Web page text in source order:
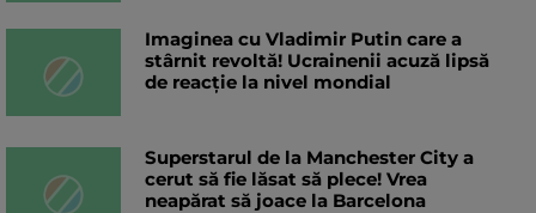
Imaginea cu Vladimir Putin care a
stârnit revoltă! Ucrainenii acuză lipsă
de reacție la nivel mondial
Superstarul de la Manchester City a
cerut să fie lăsat să plece! Vrea
neapărat să joace la Barcelona